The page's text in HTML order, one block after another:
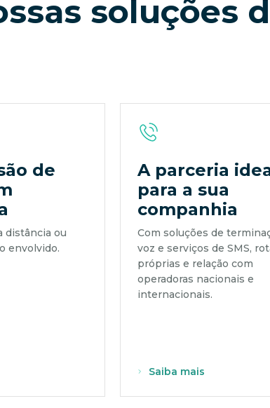
soluções
de
distância ou
envolvido.
A parceria
para a sua
companhia
Com soluções de
voz e serviços de SMS,
próprias e relação com
operadoras nacionais e
internacionais.
Saiba mais